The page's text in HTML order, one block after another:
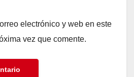
electrónico y web en este
vez que comente.